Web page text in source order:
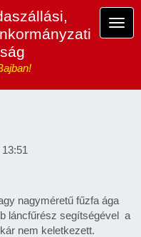
nagyméretű fűzfa ága
láncfűrész segítségével a
nem keletkezett.